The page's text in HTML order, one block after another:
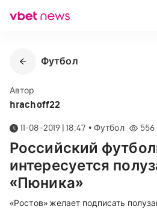
Футбол
Автор
hrachoff22
11-08-2019 | 18:47 • Футбол 556
Российский
интересуется
«Пюника»
«Ростов» желает подписать